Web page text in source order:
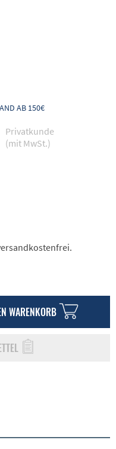
AB 150€
Privatkunde
(mit MwSt.)
WARENKORB